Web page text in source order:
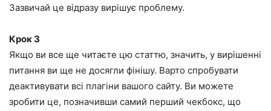
Зазвичай це відразу вирішує проблему.
Крок 3
Якщо ви все ще читаєте цю статтю, значить, у вирішенні
питання ви ще не досягли фінішу. Варто спробувати
деактивувати всі плагіни вашого сайту. Ви можете
зробити це, позначивши самий перший чекбокс, що